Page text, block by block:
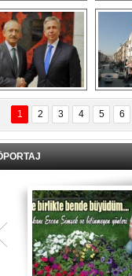
Asla Yalnız
Uzun Adam
İÇERİ ZÜBÜK!
1 2 3 4 5 6